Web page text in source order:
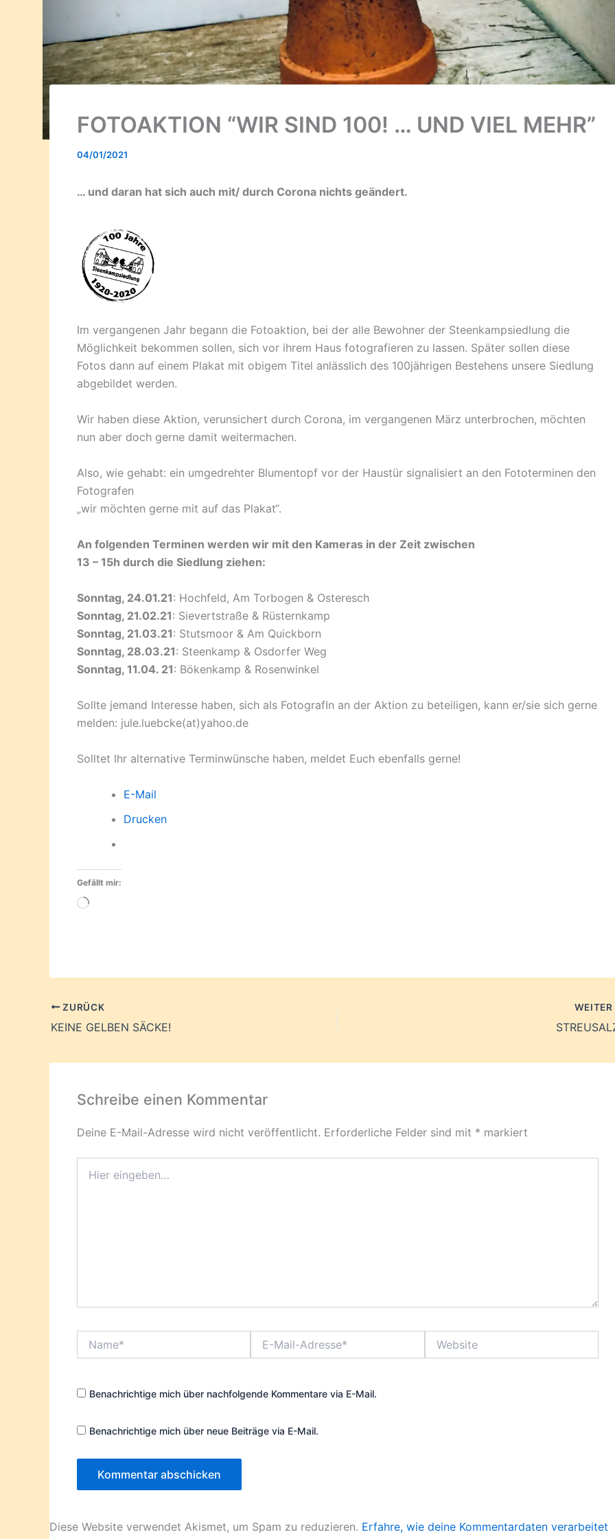
FOTOAKTION “WIR SIND 100! … UND VIEL MEHR”
04/01/2021
… und daran hat sich auch mit/ durch Corona nichts geändert.
Im vergangenen Jahr begann die Fotoaktion, bei der alle Bewohner der Steenkampsiedlung die
Möglichkeit bekommen sollen, sich vor ihrem Haus fotografieren zu lassen. Später sollen diese
Fotos dann auf einem Plakat mit obigem Titel anlässlich des 100jährigen Bestehens unsere Siedlung
abgebildet werden.
Wir haben diese Aktion, verunsichert durch Corona, im vergangenen März unterbrochen, möchten
nun aber doch gerne damit weitermachen.
Also, wie gehabt: ein umgedrehter Blumentopf vor der Haustür signalisiert an den Fototerminen den
Fotografen
„wir möchten gerne mit auf das Plakat“.
An folgenden Terminen werden wir mit den Kameras in der Zeit zwischen
13 – 15h durch die Siedlung ziehen:
Sonntag, 24.01.21: Hochfeld, Am Torbogen & Osteresch
Sonntag, 21.02.21: Sievertstraße & Rüsternkamp
Sonntag, 21.03.21: Stutsmoor & Am Quickborn
Sonntag, 28.03.21: Steenkamp & Osdorfer Weg
Sonntag, 11.04. 21: Bökenkamp & Rosenwinkel
Sollte jemand Interesse haben, sich als FotografIn an der Aktion zu beteiligen, kann er/sie sich gerne
melden: jule.luebcke(at)yahoo.de
Solltet Ihr alternative Terminwünsche haben, meldet Euch ebenfalls gerne!
E-Mail
Drucken
Gefällt mir:
Wird
ZURÜCK
KEINE GELBEN SÄCKE!
WEITER
Schreibe einen Kommentar
Deine E-Mail-Adresse wird nicht veröffentlicht. Erforderliche Felder sind mit * markiert
eingeben…
Mail-
Benachrichtige mich über nachfolgende Kommentare via E-Mail.
Benachrichtige mich über neue Beiträge via E-Mail.
Diese Website verwendet Akismet, um Spam zu reduzieren. Erfahre, wie deine Kommentardaten verarbeitet